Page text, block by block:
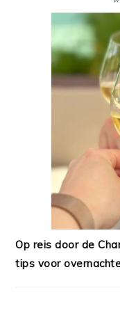
Op reis door de
tips voor